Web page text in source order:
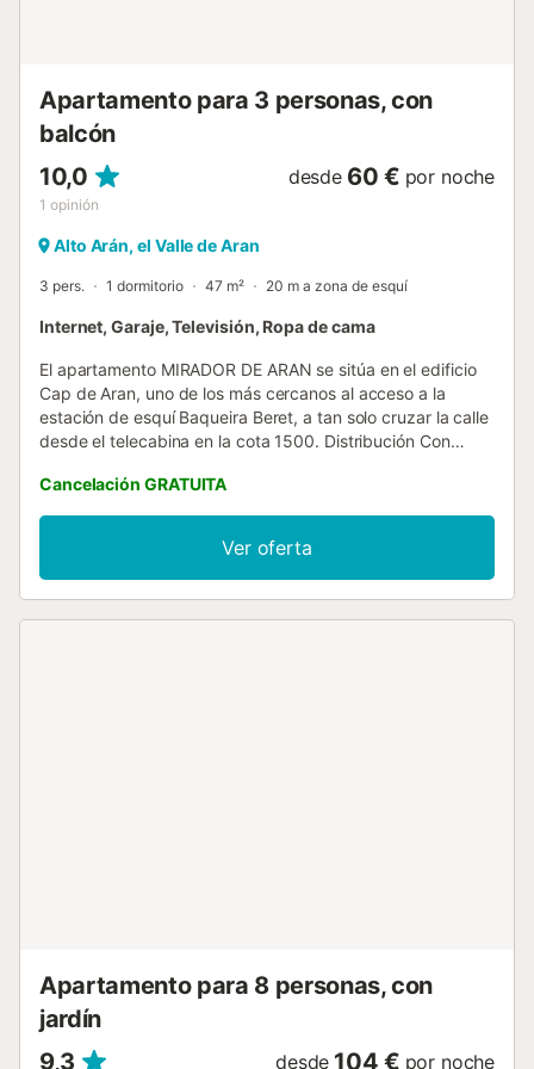
Apartamento para 3 personas, con
balcón
10,0
1 opinión
desde 60 € por noche
Alto Arán, el Valle de Aran
3 pers. 1 dormitorio 47 m² 20 m a zona de esquí
Internet, Garaje, Televisión, Ropa de cama
El apartamento MIRADOR DE ARAN se sitúa en el edificio
Cap de Aran, uno de los más cercanos al acceso a la
estación de esquí Baqueira Beret, a tan solo cruzar la calle
desde el telecabina en la cota 1500. Distribución Con
distribuye en una sola planta y cuenta con un dormitorio y
un baño. Al entrar, se encuentra un luminoso espacio que
integra el salón, que dispone de un sofá-cama y acceso a
un pequeño balcón con vistas a la montaña, la zona de
comedor y la cocina abierta totalmente equipada.
Cancelación GRATUITA
Ver oferta
Apartamento para 8 personas, con
jardín
9,3
desde 104 € por noche